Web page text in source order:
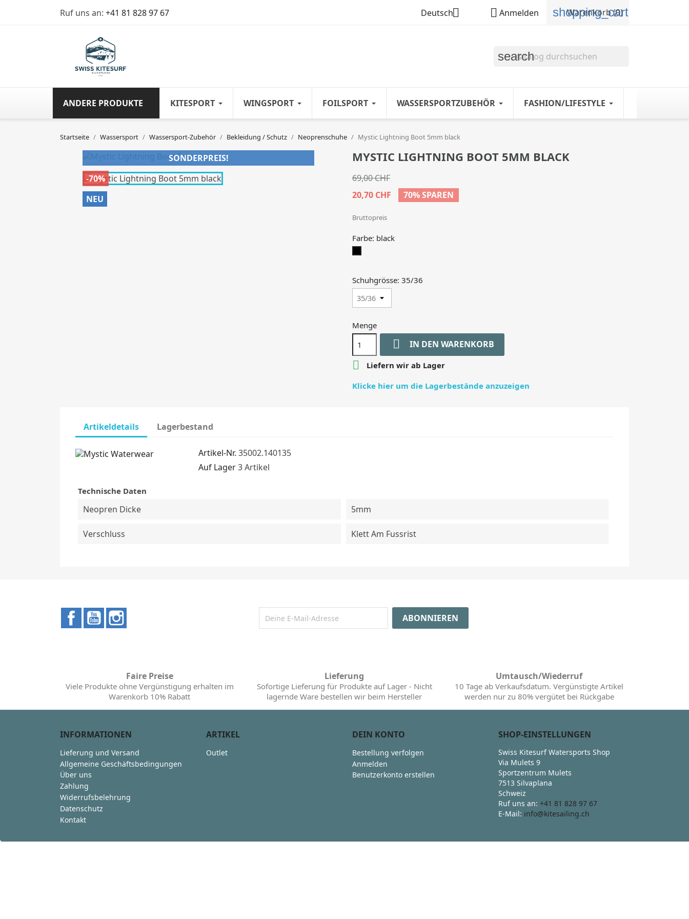
Ruf uns an: +41 81 828 97 67 Deutsch  Anmelden shopping_cart
Warenkorb(0)
search
ANDERE PRODUKTE KITESPORT WINGSPORT FOILSPORT WASSERSPORTZUBEHÖR FASHION/LIFESTYLE
Startseite Wassersport Wassersport-Zubehör Bekleidung / Schutz Neoprenschuhe Mystic Lightning Boot 5mm black
SONDERPREIS!
-70%
NEU
MYSTIC LIGHTNING BOOT 5MM BLACK
69,00 CHF
20,70 CHF
70% SPAREN
Bruttopreis
Farbe: black
Schuhgrösse: 35/36
Menge
 IN DEN WARENKORB

Liefern wir ab Lager
Klicke hier um die Lagerbestände anzuzeigen
Artikeldetails Lagerbestand
Artikel-Nr. 35002.140135
Auf Lager3 Artikel
Technische Daten
Neopren Dicke 5mm
Verschluss Klett Am Fussrist
FacebookYouTube
Faire Preise
Viele Produkte ohne Vergünstigung erhalten im
Warenkorb 10% Rabatt
Lieferung
Sofortige Lieferung für Produkte auf Lager - Nicht
lagernde Ware bestellen wir beim Hersteller
Umtausch/Wiederruf
10 Tage ab Verkaufsdatum. Vergünstigte Artikel
werden nur zu 80% vergütet bei Rückgabe
INFORMATIONEN
Lieferung und Versand
Allgemeine Geschäftsbedingungen
Über uns
Zahlung
Widerrufsbelehrung
Datenschutz
Kontakt
ARTIKEL
Outlet
DEIN KONTO
Bestellung verfolgen
Anmelden
Benutzerkonto erstellen
SHOP-EINSTELLUNGEN
Swiss Kitesurf Watersports Shop
Via Mulets 9
Sportzentrum Mulets
7513 Silvaplana
Schweiz
Ruf uns an: +41 81 828 97 67
E-Mail: info@kitesailing.ch